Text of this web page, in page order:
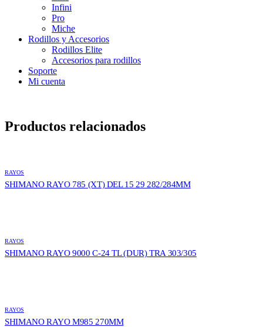
Infini
Pro
Miche
Rodillos y Accesorios
Rodillos Elite
Accesorios para rodillos
Soporte
Mi cuenta
Productos relacionados
RAYOS
SHIMANO RAYO 785 (XT) DEL 15 29 282/284MM
RAYOS
SHIMANO RAYO 9000 C-24 TL (DUR) TRA 303/305
RAYOS
SHIMANO RAYO M985 270MM